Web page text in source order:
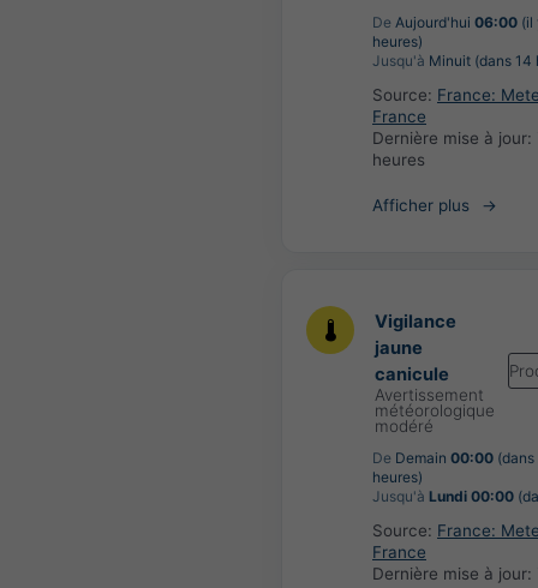
De Aujourd'hui 06:00 (il
heures)
Jusqu'à Minuit (dans 14
Source: France:
France
Dernière mise à jour:
heures
Afficher plus
Vigilance
jaune
canicule
Avertissement
météorologique
modéré
De Demain 00:00 (dans
heures)
Jusqu'à Lundi 00:00
Source: France:
France
Dernière mise à jour: